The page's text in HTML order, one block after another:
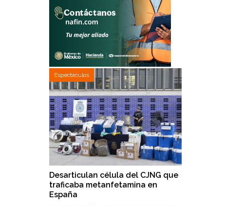
Espectáculos
Desarticulan célula del CJNG que
traficaba metanfetamina en
España